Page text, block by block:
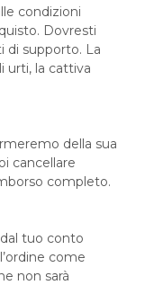
condizioni
Dovresti
di supporto. La
urti, la cattiva
della sua
cancellare
completo.
tuo conto
come
non sarà